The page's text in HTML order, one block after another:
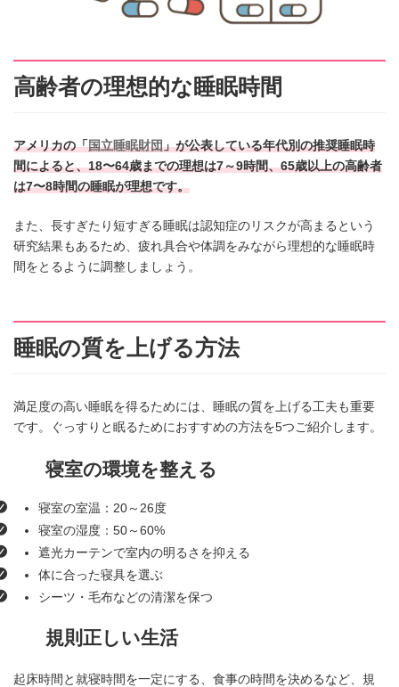
高齢者の理想的な睡眠時間
アメリカの「国立睡眠財団」が公表している年代別の推奨睡眠時
間によると、18〜64歳までの理想は7～9時間、65歳以上の高齢者
は7〜8時間の睡眠が理想です。
また、長すぎたり短すぎる睡眠は認知症のリスクが高まるという
研究結果もあるため、疲れ具合や体調をみながら理想的な睡眠時
間をとるように調整しましょう。
睡眠の質を上げる方法
満足度の高い睡眠を得るためには、睡眠の質を上げる工夫も重要
です。ぐっすりと眠るためにおすすめの方法を5つご紹介します。
寝室の環境を整える
寝室の室温：20～26度
寝室の湿度：50～60%
遮光カーテンで室内の明るさを抑える
体に合った寝具を選ぶ
シーツ・毛布などの清潔を保つ
規則正しい生活
起床時間と就寝時間を一定にする、食事の時間を決めるなど、規